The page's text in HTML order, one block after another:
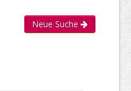
Neue Suche